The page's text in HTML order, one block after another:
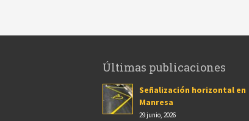
Últimas publicaciones
Señalización horizontal en
Manresa
29 junio, 2026